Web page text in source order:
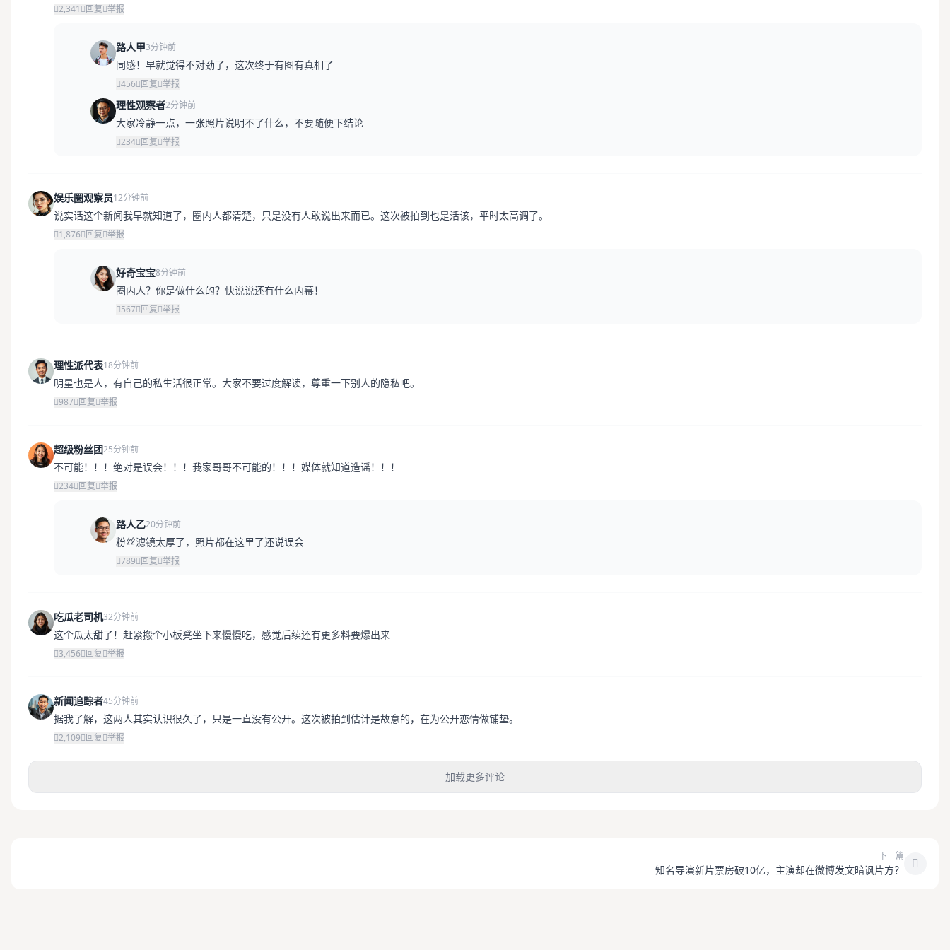
2,341 回复 举报
路人甲3分钟前
同感！早就觉得不对劲了，这次终于有图有真相了
456 回复 举报
理性观察者2分钟前
大家冷静一点，一张照片说明不了什么，不要随便下结论
234 回复 举报
娱乐圈观察员12分钟前
说实话这个新闻我早就知道了，圈内人都清楚，只是没有人敢说出来而已。这次被拍到也是活该，平时太高调了。
1,876 回复 举报
好奇宝宝8分钟前
圈内人？你是做什么的？快说说还有什么内幕！
567 回复 举报
理性派代表18分钟前
明星也是人，有自己的私生活很正常。大家不要过度解读，尊重一下别人的隐私吧。
987 回复 举报
超级粉丝团25分钟前
不可能！！！绝对是误会！！！我家哥哥不可能的！！！媒体就知道造谣！！！
234 回复 举报
路人乙20分钟前
粉丝滤镜太厚了，照片都在这里了还说误会
789 回复 举报
吃瓜老司机32分钟前
这个瓜太甜了！赶紧搬个小板凳坐下来慢慢吃，感觉后续还有更多料要爆出来
3,456 回复 举报
新闻追踪者45分钟前
据我了解，这两人其实认识很久了，只是一直没有公开。这次被拍到估计是故意的，在为公开恋情做铺垫。
2,109 回复 举报
加载更多评论
下一篇
知名导演新片票房破10亿，主演却在微博发文暗讽片方？